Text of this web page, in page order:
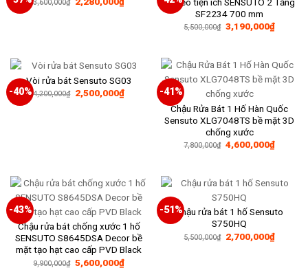
3,600,000₫
gốc
hiện
SF2234 700 mm
5,500,000₫ Giá
gốc
3,190,000₫Giá
hiện
-40%
Vòi rửa bát Sensuto SG03
4,200,000₫ Giá
gốc
2,500,000₫Giá
hiện
-41%
Chậu Rửa Bát 1 Hố Hàn Quốc
Sensuto XLG7048TS bề mặt 3D
chống xước
7,800,000₫ Giá
gốc
4,600,000₫Giá
hiện
-43%
Chậu rửa bát chống xước 1 hố
SENSUTO S8645DSA Decor bề
mặt tạo hạt cao cấp PVD Black
9,900,000₫ Giá
gốc
5,600,000₫Giá
hiện
-51%Chậu rửa bát 1 hố Sensuto
S750HQ
5,500,000₫ Giá
gốc
2,700,000₫Giá
hiện